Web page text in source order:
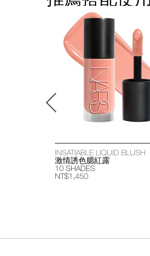
INSATIABLE LIQUID BLUSH
激情誘色腮紅露
10 SHADES
NT$1,450